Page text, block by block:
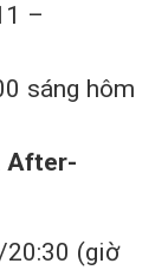
–
sáng hôm
After-
20:30 (giờ